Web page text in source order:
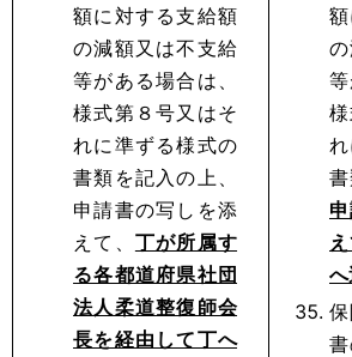
額に対する支給額
の減額又は不支給
等がある場合は、
様式第８号又はそ
れに準ずる様式の
書類を記入の上、
申請書の写しを添
えて、 丁が所属す
る各都道府県社団
法人柔道整復師会
長を経由して丁へ